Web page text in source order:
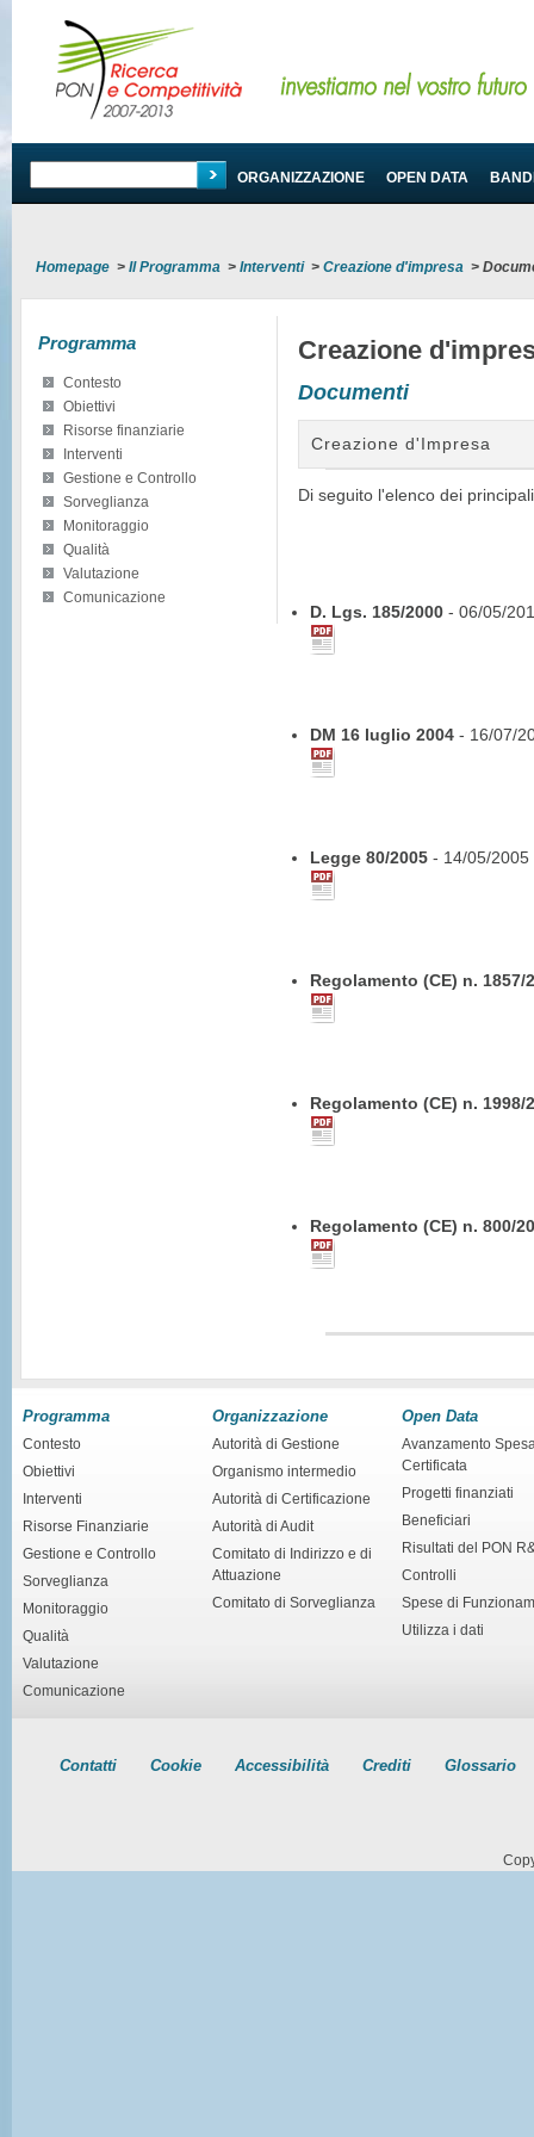
PROGRAMMA ORGANIZZAZIONE OPEN DATA
Homepage > Il Programma > Interventi> Creazione d'impresa >
Programma
Contesto
Obiettivi
Risorse finanziarie
Interventi
Gestione e Controllo
Sorveglianza
Monitoraggio
Qualità
Valutazione
Comunicazione
Creazione
Documenti
Creazione d'Impresa
Di seguito l'elenco dei
D. Lgs. 185/2000 - 06/05/
DM 16 luglio 2004 - 16/07/
Legge 80/2005 - 14/05/2005
Regolamento (CE) n. 1857/
Regolamento (CE) n. 1998/
Regolamento (CE) n. 800/
Programma
Contesto
Obiettivi
Interventi
Risorse Finanziarie
Gestione e Controllo
Sorveglianza
Monitoraggio
Qualità
Valutazione
Comunicazione
Organizzazione
Autorità di Gestione
Organismo intermedio
Autorità di Certificazione
Autorità di Audit
Comitato di Indirizzo e di
Attuazione
Comitato di Sorveglianza
Open Data
Avanzamento
Certificata
Progetti finanziati
Beneficiari
Risultati del PON
Controlli
Spese di
Utilizza i dati
Contatti Cookie Accessibilità Crediti Glossario